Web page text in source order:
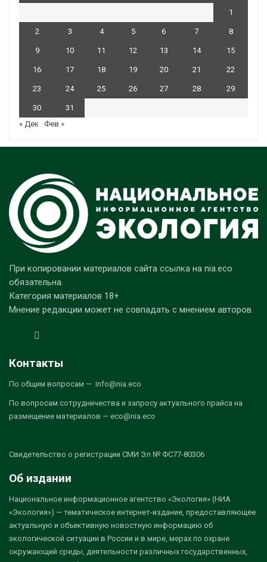
1
2 3 4 5 6 7 8
9 10 11 12 13 14 15
16 17 18 19 20 21 22
23 24 25 26 27 28 29
30
31
« Дек Фев »
При копировании материалов сайта ссылка на nia.eco
обязательна.
Категория материалов 18+
Мнение редакции может не совпадать с мнением авторов.
Контакты
По общим вопросам — info@nia.eco
По вопросам сотрудничества и запросу актуального прайса на
размещение материалов — eco@nia.eco
Свидетельство о регистрации СМИ Эл № ФС77-80306
Об издании
Национальное информационное агентство «Экология» (НИА
«Экология») — тематическое интернет-издание, предоставляющее
актуальную и объективную новостную информацию об
экологической ситуации в России и в мире, мерах по охране
окружающей среды, деятельности различных государственных,